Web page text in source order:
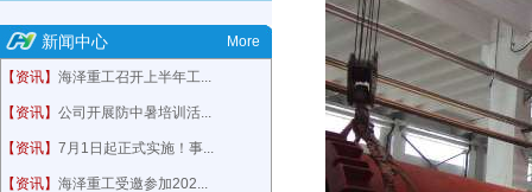
新闻中心 More
【资讯】 海泽重工召开上半年工...
【资讯】 公司开展防中暑培训活...
【资讯】 7月1日起正式实施！事...
【资讯】 海泽重工受邀参加202...